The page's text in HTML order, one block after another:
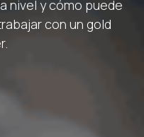
nivel y cómo puede
con un gold